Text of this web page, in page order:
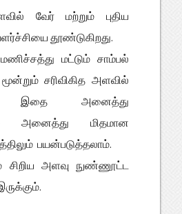
வேர் மற்றும் புதிய
தூண்டுகிறது.
மட்டும் சாம்பல்
சரிவிகித அளவில்
இதை அனைத்து
அனைத்து மிதமான
பயன்படுத்தலாம்.
சிறிய அளவு நுண்ணூட்ட